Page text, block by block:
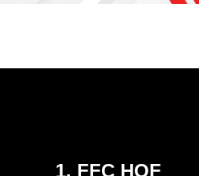
1. FFC HOF